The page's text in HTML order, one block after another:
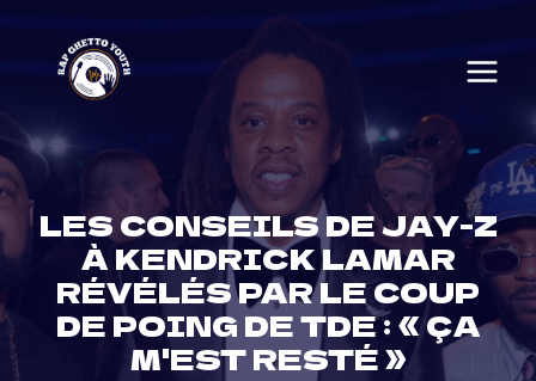
content
LES CONSEILS DE JAY-Z
À KENDRICK LAMAR
RÉVÉLÉS PAR LE COUP
DE POING DE TDE : « ÇA
M'EST RESTÉ »